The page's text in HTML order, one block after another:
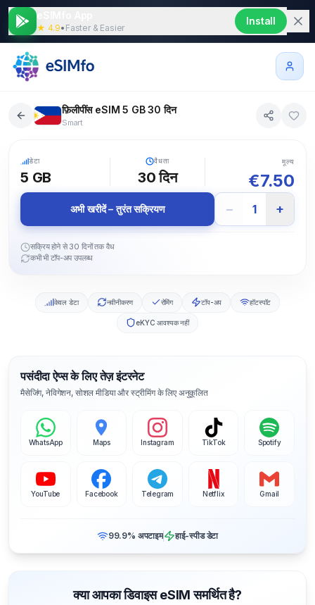
★ 4.9• Faster & Easier
Install
फ़िलीपींस eSIM 5 GB 30 दिन
Smart
डेटा
5 GB
वैधता
30 दिन
मूल्य
€7.50
अभी खरीदें – तुरंत सक्रियण − 1 +
सक्रिय होने से 30 दिनों तक वैध
कभी भी टॉप-अप उपलब्ध
केवल डेटा नवीनीकरण रोमिंग टॉप-अप हॉटस्पॉट
eKYC आवश्यक नहीं
पसंदीदा ऐप्स के लिए तेज़ इंटरनेट
मैसेजिंग, नेविगेशन, सोशल मीडिया और स्ट्रीमिंग के लिए अनुकूलित
WhatsApp Maps Instagram TikTok Spotify
YouTube Facebook Telegram Netflix Gmail
99.9% अपटाइम हाई-स्पीड डेटा
क्या आपका डिवाइस eSIM समर्थित है?